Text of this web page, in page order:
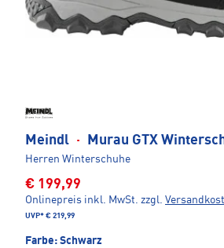
Meindl · Murau GTX
Herren Winterschuhe
€ 199,99
Onlinepreis inkl. MwSt. zzgl.
UVP* € 219,99
Farbe: Schwarz